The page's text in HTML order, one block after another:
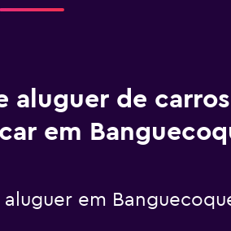
aluguer de
em
em